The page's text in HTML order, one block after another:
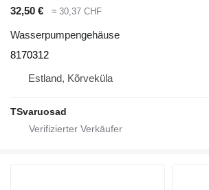
32,50 € ≈ 30,37 CHF
Wasserpumpengehäuse
8170312
Estland, Kõrveküla
TSvaruosad